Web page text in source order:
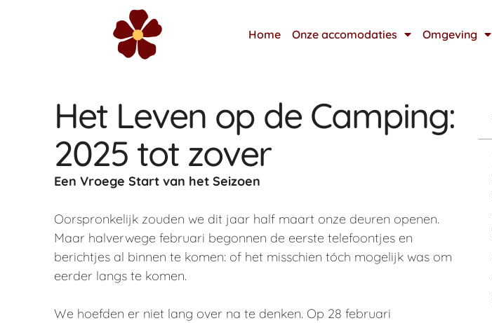
Home Onze accomodaties Omgeving
Het Leven op de Camping:
2025 tot zover
Een Vroege Start van het Seizoen
Oorspronkelijk zouden we dit jaar half maart onze deuren openen.
Maar halverwege februari begonnen de eerste telefoontjes en
berichtjes al binnen te komen: of het misschien tóch mogelijk was om
eerder langs te komen.
We hoefden er niet lang over na te denken. Op 28 februari